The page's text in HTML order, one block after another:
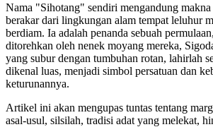
Nama "Sihotang" sendiri mengandung makna
berakar dari lingkungan alam tempat leluhur
berdiam. Ia adalah penanda sebuah
ditorehkan oleh nenek moyang mereka,
yang subur dengan tumbuhan rotan, lahirlah
dikenal luas, menjadi simbol persatuan dan
keturunannya.
Artikel ini akan mengupas tuntas tentang
asal-usul, silsilah, tradisi adat yang melekat,